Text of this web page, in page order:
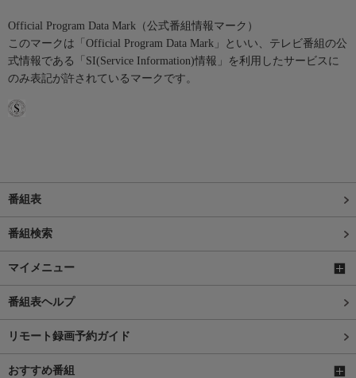
Official Program Data Mark（公式番組情報マーク）
このマークは「Official Program Data Mark」といい、テレビ番組の公
式情報である「SI(Service Information)情報」を利用したサービスに
のみ表記が許されているマークです。
番組表
番組検索
マイメニュー
番組表ヘルプ
リモート録画予約ガイド
おすすめ番組